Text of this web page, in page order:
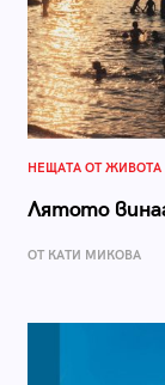
НЕЩАТА ОТ ЖИВОТА
Лятото
ОТ КАТИ МИКОВА